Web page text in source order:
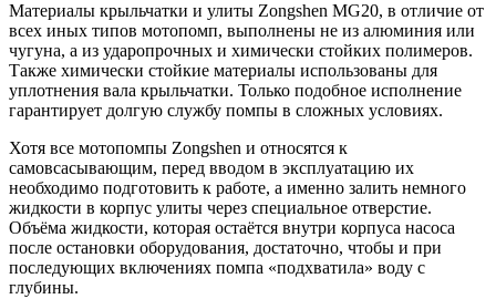
Материалы крыльчатки и улиты Zongshen MG20, в отличие от
всех иных типов мотопомп, выполнены не из алюминия или
чугуна, а из ударопрочных и химически стойких полимеров.
Также химически стойкие материалы использованы для
уплотнения вала крыльчатки. Только подобное исполнение
гарантирует долгую службу помпы в сложных условиях.
Хотя все мотопомпы Zongshen и относятся к
самовсасывающим, перед вводом в эксплуатацию их
необходимо подготовить к работе, а именно залить немного
жидкости в корпус улиты через специальное отверстие.
Объёма жидкости, которая остаётся внутри корпуса насоса
после остановки оборудования, достаточно, чтобы и при
последующих включениях помпа «подхватила» воду с
глубины.